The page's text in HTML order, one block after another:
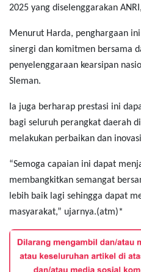
2025 yang diselenggarakan
Menurut Harda, penghargaan
sinergi dan komitmen bersama
penyelenggaraan kearsipan
Sleman.
Ia juga berharap prestasi ini
bagi seluruh perangkat daerah
melakukan perbaikan dan
“Semoga capaian ini dapat
membangkitkan semangat
lebih baik lagi sehingga dapat
masyarakat,” ujarnya.(atm)*